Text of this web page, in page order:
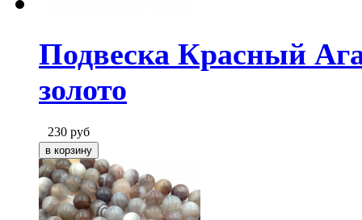
Подвеска Красный
золото
230 руб